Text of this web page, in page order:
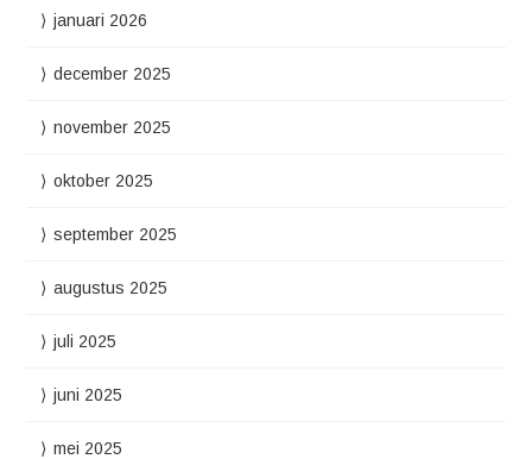
januari 2026
december 2025
november 2025
oktober 2025
september 2025
augustus 2025
juli 2025
juni 2025
mei 2025